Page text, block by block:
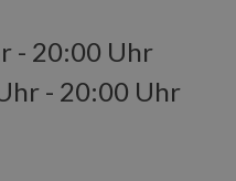
- 20:00 Uhr
- 20:00 Uhr